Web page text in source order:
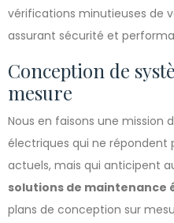
vérifications minutieuses de
assurant sécurité et
Conception de
mesure
Nous en faisons une mission
électriques qui ne répondent
actuels, mais qui anticipent
solutions de maintenance
plans de conception sur